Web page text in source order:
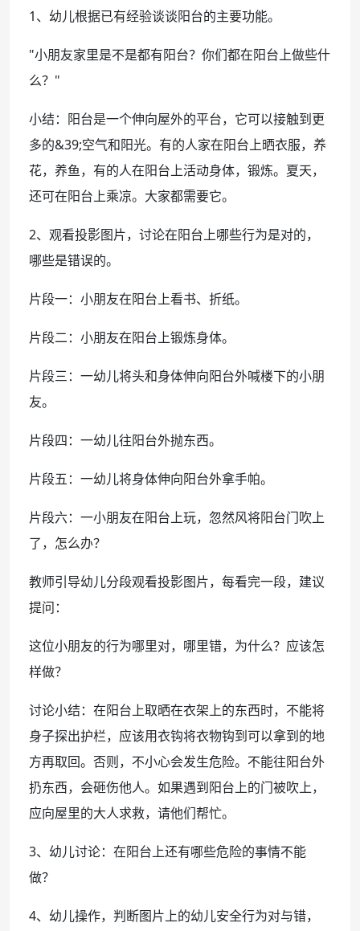
1、幼儿根据已有经验谈谈阳台的主要功能。
"小朋友家里是不是都有阳台？你们都在阳台上做些什
么？"
小结：阳台是一个伸向屋外的平台，它可以接触到更
多的&39;空气和阳光。有的人家在阳台上晒衣服，养
花，养鱼，有的人在阳台上活动身体，锻炼。夏天，
还可在阳台上乘凉。大家都需要它。
2、观看投影图片，讨论在阳台上哪些行为是对的，
哪些是错误的。
片段一：小朋友在阳台上看书、折纸。
片段二：小朋友在阳台上锻炼身体。
片段三：一幼儿将头和身体伸向阳台外喊楼下的小朋
友。
片段四：一幼儿往阳台外抛东西。
片段五：一幼儿将身体伸向阳台外拿手帕。
片段六：一小朋友在阳台上玩，忽然风将阳台门吹上
了，怎么办？
教师引导幼儿分段观看投影图片，每看完一段，建议
提问：
这位小朋友的行为哪里对，哪里错，为什么？应该怎
样做？
讨论小结：在阳台上取晒在衣架上的东西时，不能将
身子探出护栏，应该用衣钩将衣物钩到可以拿到的地
方再取回。否则，不小心会发生危险。不能往阳台外
扔东西，会砸伤他人。如果遇到阳台上的门被吹上，
应向屋里的大人求救，请他们帮忙。
3、幼儿讨论：在阳台上还有哪些危险的事情不能
做？
4、幼儿操作，判断图片上的幼儿安全行为对与错，